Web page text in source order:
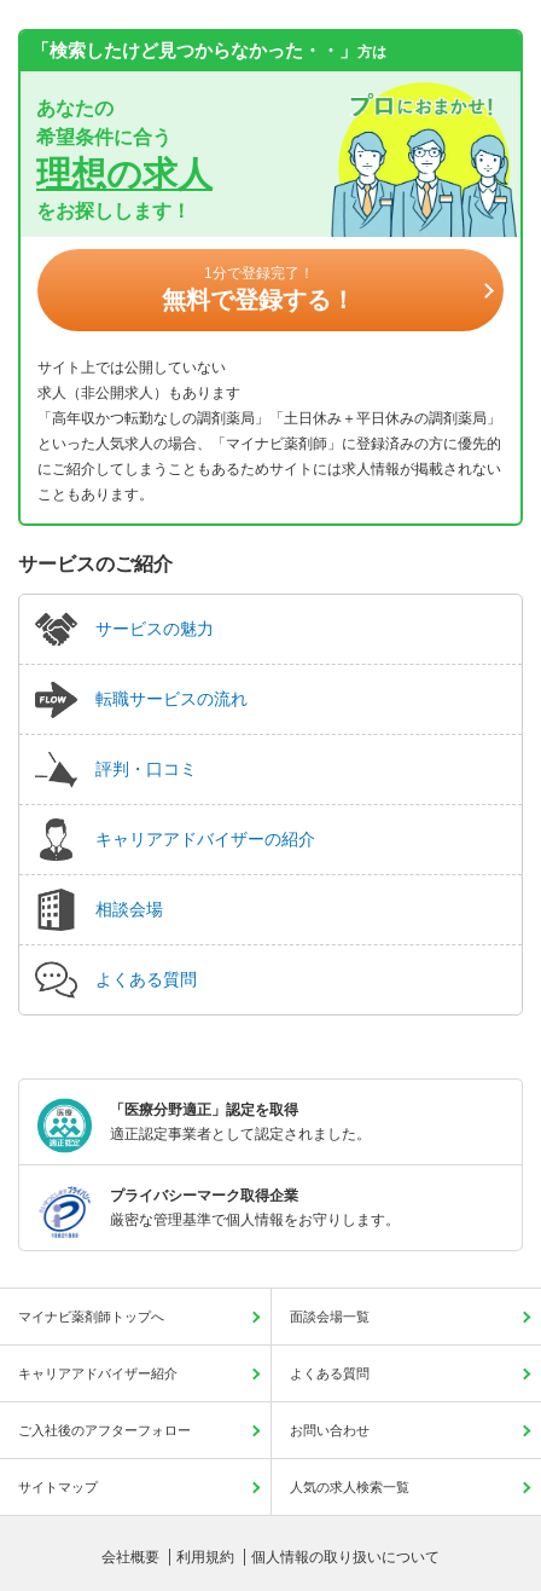
「検索したけど見つからなかった・・」 方は
あなたの
希望条件に合う
理想の求人
をお探しします！
1分で登録完了！
無料で登録する！
サイト上では公開していない
求人（非公開求人）もあります
「高年収かつ転勤なしの調剤薬局」「土日休み＋平日休みの調剤薬局」
といった人気求人の場合、「マイナビ薬剤師」に登録済みの方に優先的
にご紹介してしまうこともあるためサイトには求人情報が掲載されない
こともあります。
サービスのご紹介
サービスの魅力
転職サービスの流れ
評判・口コミ
キャリアアドバイザーの紹介
相談会場
よくある質問
「医療分野適正」認定を取得
適正認定事業者として認定されました。
プライバシーマーク取得企業
厳密な管理基準で個人情報をお守りします。
マイナビ薬剤師トップへ 面談会場一覧
キャリアアドバイザー紹介 よくある質問
ご入社後のアフターフォロー お問い合わせ
サイトマップ 人気の求人検索一覧
会社概要 利用規約 個人情報の取り扱いについて